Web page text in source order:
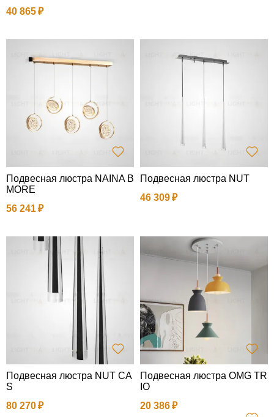
40 865
Подвесная люстра NAINA B
MORE
56 241
Подвесная люстра NUT
46 309
Подвесная люстра NUT CA
S
80 270
Подвесная люстра OMG TR
IO
20 386